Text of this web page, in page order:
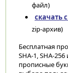
файл)
скачать
zip-архив)
Бесплатная
SHA-1, SHA-
прописные